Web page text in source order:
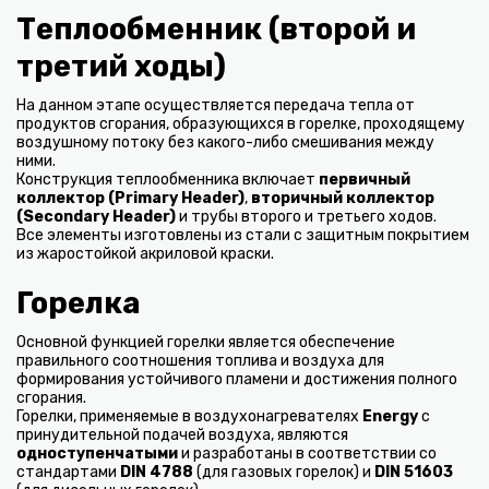
Теплообменник (второй и
третий ходы)
На данном этапе осуществляется передача тепла от
продуктов сгорания, образующихся в горелке, проходящему
воздушному потоку без какого-либо смешивания между
ними.
Конструкция теплообменника включает первичный
коллектор (Primary Header), вторичный коллектор
(Secondary Header)и трубы второго и третьего ходов.
Все элементы изготовлены из стали с защитным покрытием
из жаростойкой акриловой краски.
Горелка
Основной функцией горелки является обеспечение
правильного соотношения топлива и воздуха для
формирования устойчивого пламени и достижения полного
сгорания.
Горелки, применяемые в воздухонагревателях Energyс
принудительной подачей воздуха, являются
одноступенчатымии разработаны в соответствии со
стандартами DIN 4788 (для газовых горелок) и DIN 51603